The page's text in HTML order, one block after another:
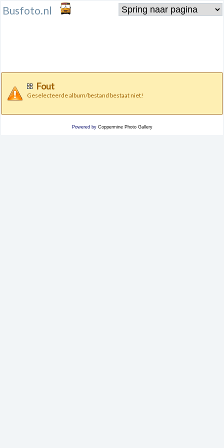
Busfoto.nl
Fout
Geselecteerde album/bestand bestaat niet!
Powered by Coppermine Photo Gallery